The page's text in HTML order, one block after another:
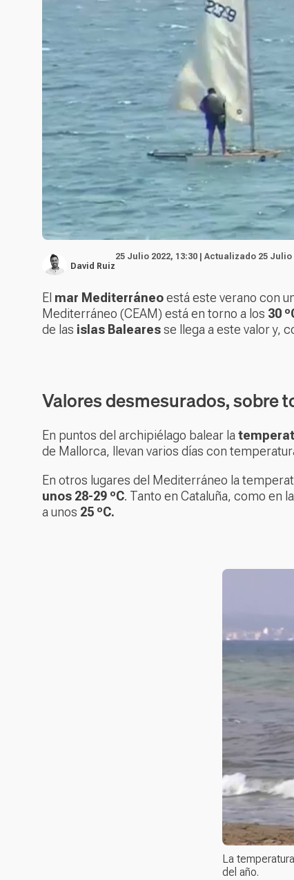
David Ruiz
25 Julio 2022, 13:30 | Actualizado 25 Julio
El mar Mediterráneoestá este verano con
Mediterráneo (CEAM) está en torno a los 30
de las islas Balearesse llega a este valor y,
Valores desmesurados, sobre
En puntos del archipiélago balear la
de Mallorca, llevan varios días con
En otros lugares del Mediterráneo la
unos 28-29 ºC. Tanto en Cataluña, como en
a unos 25 ºC.
La
del año.